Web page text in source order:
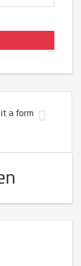
a form